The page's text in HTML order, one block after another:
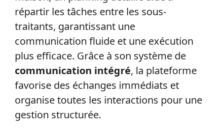
répartir les tâches entre les sous-
traitants, garantissant une
communication fluide et une exécution
plus efficace. Grâce à son système de
communication intégré, la plateforme
favorise des échanges immédiats et
organise toutes les interactions pour une
gestion structurée.